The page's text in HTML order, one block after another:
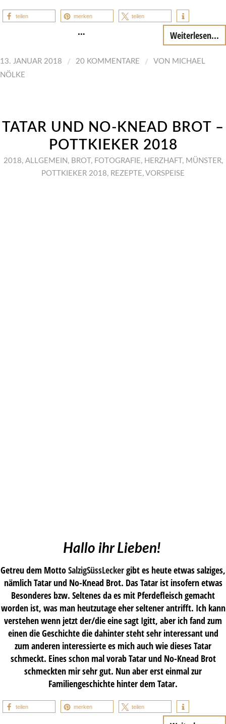
teilen merken teilen
… Weiterlesen...
13. JANUAR 2018 / 20 KOMMENTARE / VON MICHAEL
NÖLKE
TATAR UND NO-KNEAD BROT –
POTTKIEKER 2018
2018, ALLGEMEIN , BROT , FOTOGRAFIE, HERZHAFT , MÜNSTER,
POTTKIEKER 2018, REZEPTE, VORSPEISE
Hallo ihr Lieben!
Getreu dem MottoSalzigSüssLeckergibt es heute etwas salziges,
nämlich Tatar und No-Knead Brot. Das Tatar ist insofern etwas
Besonderes bzw. Seltenes da es mit Pferdefleisch gemacht
worden ist, was man heutzutage eher seltener antrifft. Ich kann
verstehen wenn jetzt der/die eine sagt Igitt, aber ich fand zum
einen die Geschichte die dahinter steht sehr interessant und
zum anderen interessierte es mich auch wie dieses Tatar
schmeckt. Eines schon mal vorab Tatar und No-Knead Brot
schmeckten mir sehr gut. Nun aber erst einmal zur
Familiengeschichte hinter dem Tatar.
teilen merken teilen